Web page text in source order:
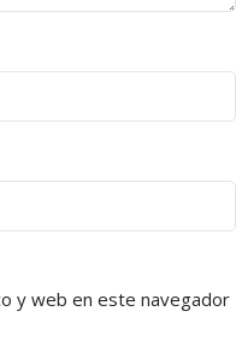
y web en este navegador